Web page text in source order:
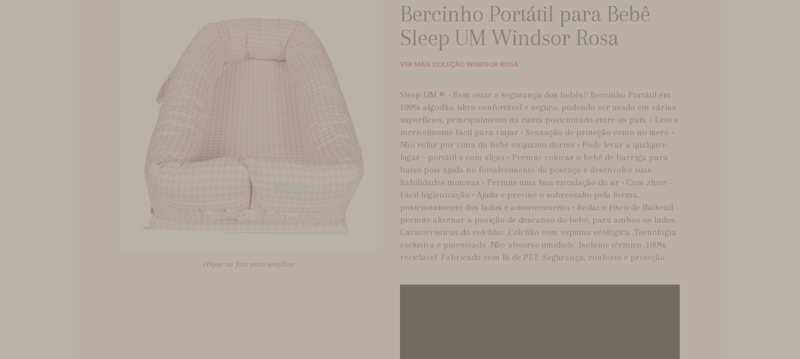
clique na foto para ampliar
Bercinho Portátil para Bebê
Sleep UM Windsor Rosa
VER MAIS COLEÇÃO WINDSOR ROSA
Sleep UM ® - Bem estar e segurança dos bebês!! Bercinho Portátil em
100% algodão, ultra confortável e seguro, podendo ser usado em várias
superfícies, principalmente na cama posicionado entre os pais. • Leve e
incrivelmente fácil para viajar • Sensação de proteção como no útero •
Não rolar por cima do bebê enquanto dorme • Pode levar a qualquer
lugar - portátil e com alças • Permite colocar o bebê de barriga para
baixo pois ajuda no fortalecimento do pescoço e desenvolve suas
habilidades motoras • Permite uma boa circulação do ar • Com zíper -
Fácil higienização • Ajuda e previne o sobressalto pela forma,
posicionamento dos lados e amortecimento • Reduz o risco de flathead -
permite alternar a posição de descanso do bebê, para ambos os lados.
Características do colchão: .Colchão com espuma ecológica .Tecnologia
exclusiva e patenteada .Não absorve umidade .Isolante térmico .100%
reciclável .Fabricado com lã de PET .Segurança, conforto e proteção